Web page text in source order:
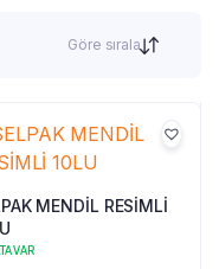
Göre sırala
MENDİL RESİMLİ
VAR